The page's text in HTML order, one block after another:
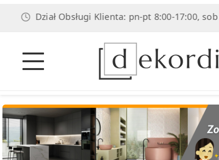
Dział Obsługi Klienta: pn-pt 8:00-17:00, sob 8:00-